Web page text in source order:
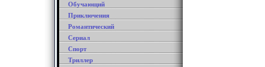
Обучающий
Приключения
Романтический
Сериал
Спорт
Триллер